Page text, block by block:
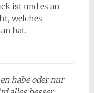
ist und es an
welches
hat.
habe oder nur